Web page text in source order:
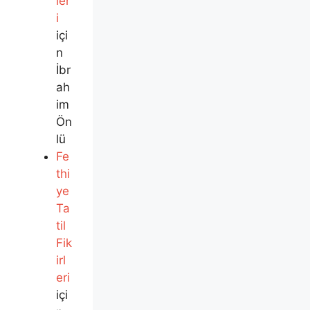
i
içi
n
İbr
ah
im
Ön
lü
Fe
thi
ye
Ta
til
Fik
irl
eri
içi